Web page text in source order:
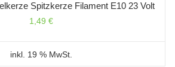
Spitzkerze Filament E10 23 Volt
1,49 €
inkl. 19 % MwSt.